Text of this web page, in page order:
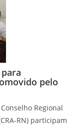
pelo
Regional
RN) participam